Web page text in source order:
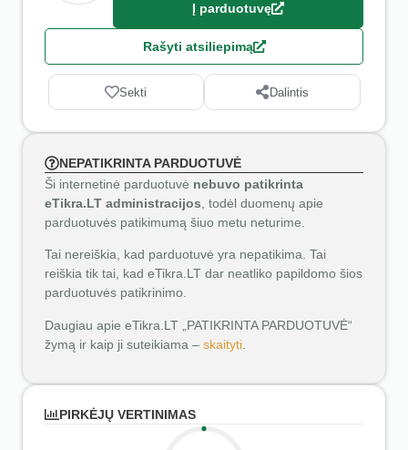
Į parduotuvę
Rašyti atsiliepimą
Sekti Dalintis
NEPATIKRINTA PARDUOTUVĖ
Ši internetinė parduotuvė nebuvo patikrinta
eTikra.LT administracijos , todėl duomenų apie
parduotuvės patikimumą šiuo metu neturime.
Tai nereiškia, kad parduotuvė yra nepatikima. Tai
reiškia tik tai, kad eTikra.LT dar neatliko papildomo šios
parduotuvės patikrinimo.
Daugiau apie eTikra.LT „PATIKRINTA PARDUOTUVĖ“
žymą ir kaip ji suteikiama – skaityti
PIRKĖJŲ VERTINIMAS